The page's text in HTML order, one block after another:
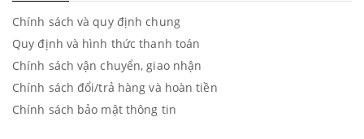
Chính sách và quy định chung
Quy định và hình thức thanh toán
Chính sách vận chuyển, giao nhận
Chính sách đổi/trả hàng và hoàn tiền
Chính sách bảo mật thông tin